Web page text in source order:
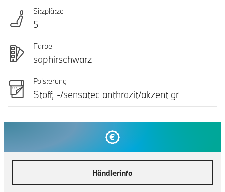
Sitzplätze
5
Farbe
saphirschwarz
Polsterung
Stoff, -/sensatec anthrazit/akzent gr
Händlerinfo